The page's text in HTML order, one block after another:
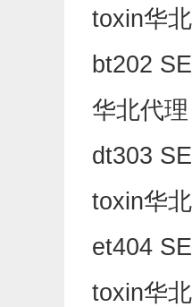
toxin华
bt202
华北代理
dt303
toxin华
et404
toxin华